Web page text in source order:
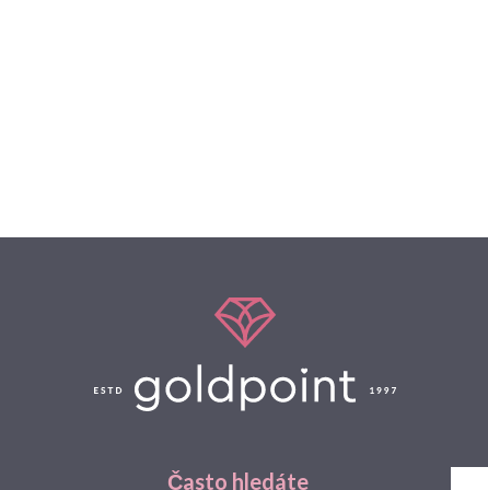
Často hledáte